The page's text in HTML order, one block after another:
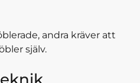
andra kräver att
själv.